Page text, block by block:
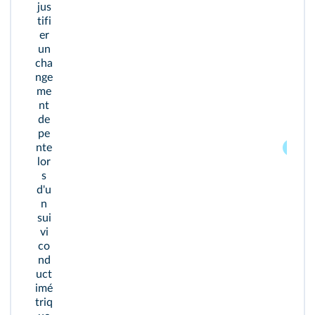
jus
tifi
er
un
cha
nge
me
nt
de
pe
nte
lor
s
d'u
n
sui
vi
co
nd
uct
imé
triq